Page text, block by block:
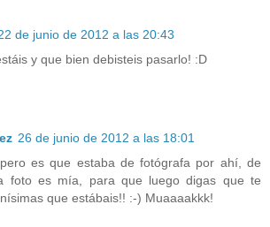
de junio de 2012 a las 20:43
y que bien debisteis pasarlo! :D
26 de junio de 2012 a las 18:01
es que estaba de fotógrafa por ahí, de
foto es mía, para que luego digas que te
que estábais!! :-) Muaaaakkk!